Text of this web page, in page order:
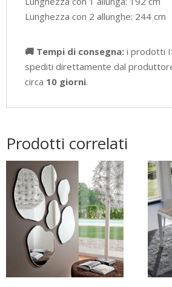
Lunghezza con 2 allunghe: 244 cm
🚚 Tempi di consegna: i prodotti
spediti direttamente dal
circa 10 giorni.
Prodotti correlati